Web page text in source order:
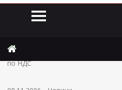
Минфин рассматривает
по НДС